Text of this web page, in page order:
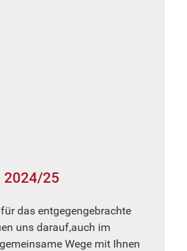
2024/25
das entgegengebrachte
uns darauf,auch im
Wege mit Ihnen